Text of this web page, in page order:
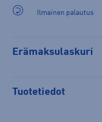
Ilmainen palautus
Erämaksulaskuri
Tuotetiedot